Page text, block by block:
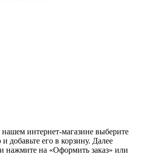
интернет-магазине выберите
добавьте его в корзину. Далее
нажмите на «Оформить заказ» или